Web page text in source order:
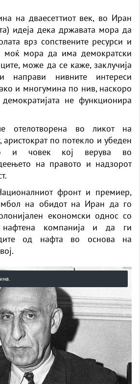
на дваесеттиот век, во Иран
идеја дека државата мора да
врз сопствените ресурси и
моќ мора да има демократски
може да се каже, заклучија
нивните интереси
и многумина по нив, наскоро
не функционира
отелотворена во ликот на
по потекло и убеден
и човек кој верува во
на правото и надзорот
фронт и премиер,
на обидот на Иран да го
економски однос со
нафтена компанија и да ги
од нафта во основа на